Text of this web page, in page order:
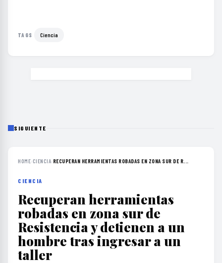
TAGS Ciencia
SIGUIENTE
HOME›CIENCIA› RECUPERAN HERRAMIENTAS ROBADAS EN ZONA SUR DE R...
CIENCIA
Recuperan herramientas
robadas en zona sur de
Resistencia y detienen a un
hombre tras ingresar a un
taller